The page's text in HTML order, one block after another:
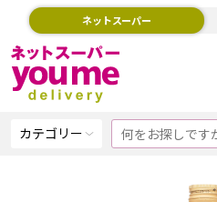
ネットスーパー
カテゴリー